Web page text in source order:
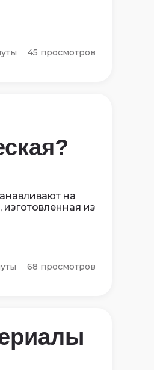
45 просмотров
на
изготовленная из
68 просмотров